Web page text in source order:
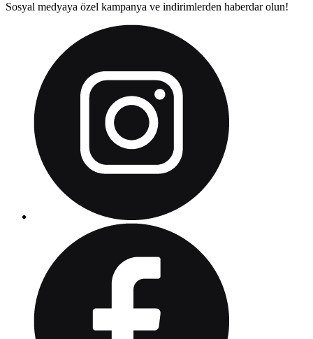
Sosyal medyaya özel kampanya ve indirimlerden haberdar olun!